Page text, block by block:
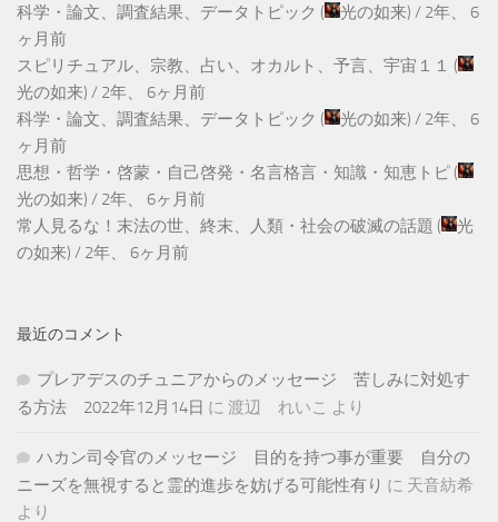
科学・論文、調査結果、データトピック ( 光の如来) / 2年、 6
ヶ月前
スピリチュアル、宗教、占い、オカルト、予言、宇宙１１ (
光の如来) / 2年、 6ヶ月前
科学・論文、調査結果、データトピック ( 光の如来) / 2年、 6
ヶ月前
思想・哲学・啓蒙・自己啓発・名言格言・知識・知恵トピ (
光の如来) / 2年、 6ヶ月前
常人見るな！末法の世、終末、人類・社会の破滅の話題 (
光
の如来) / 2年、 6ヶ月前
最近のコメント
プレアデスのチュニアからのメッセージ 苦しみに対処す
る方法 2022年12月14日 に 渡辺 れいこ より
ハカン司令官のメッセージ 目的を持つ事が重要 自分の
ニーズを無視すると霊的進歩を妨げる可能性有り に 天音紡希
より